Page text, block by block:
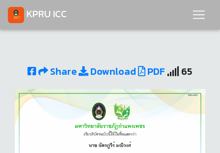
KPRU ICC
Share Download PDF 65